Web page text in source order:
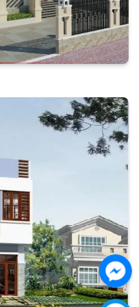
Chát
với